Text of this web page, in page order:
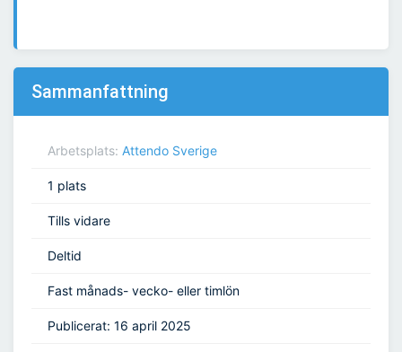
Sammanfattning
Arbetsplats: Attendo Sverige
1 plats
Tills vidare
Deltid
Fast månads- vecko- eller timlön
Publicerat: 16 april 2025